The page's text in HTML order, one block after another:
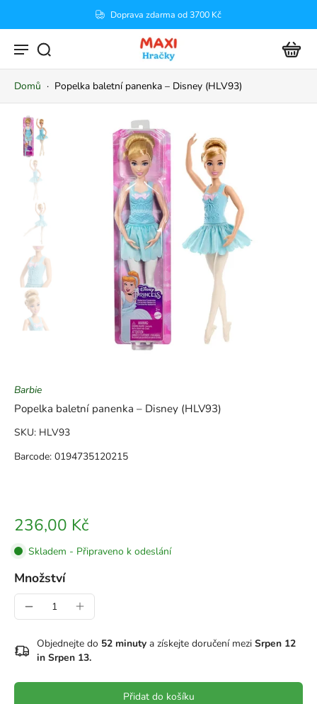
Doprava zdarma od 3700 Kč
Domů · Popelka baletní panenka – Disney (HLV93)
Barbie
Popelka baletní panenka – Disney (HLV93)
SKU: HLV93
Barcode: 0194735120215
236,00 Kč
Skladem - Připraveno k odeslání
Množství
Objednejte do 52 minuty a získejte doručení mezi Srpen 12
in Srpen 13.
Přidat do košíku